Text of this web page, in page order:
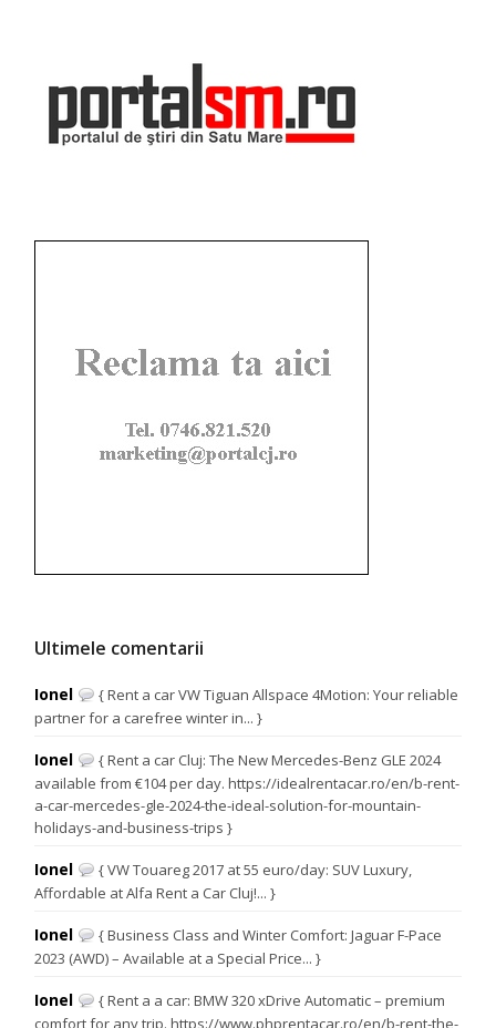
Ultimele comentarii
Ionel
{ Rent a car VW Tiguan Allspace 4Motion: Your reliable
partner for a carefree winter in... }
Ionel
{ Rent a car Cluj: The New Mercedes-Benz GLE 2024
available from €104 per day. https://idealrentacar.ro/en/b-rent-
a-car-mercedes-gle-2024-the-ideal-solution-for-mountain-
holidays-and-business-trips }
Ionel
{ VW Touareg 2017 at 55 euro/day: SUV Luxury,
Affordable at Alfa Rent a Car Cluj!... }
Ionel
{ Business Class and Winter Comfort: Jaguar F-Pace
2023 (AWD) – Available at a Special Price... }
Ionel
{ Rent a a car: BMW 320 xDrive Automatic – premium
comfort for any trip. https://www.phprentacar.ro/en/b-rent-the-